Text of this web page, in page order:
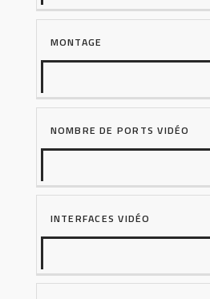
MONTAGE
NOMBRE DE PORTS VIDÉO
INTERFACES VIDÉO